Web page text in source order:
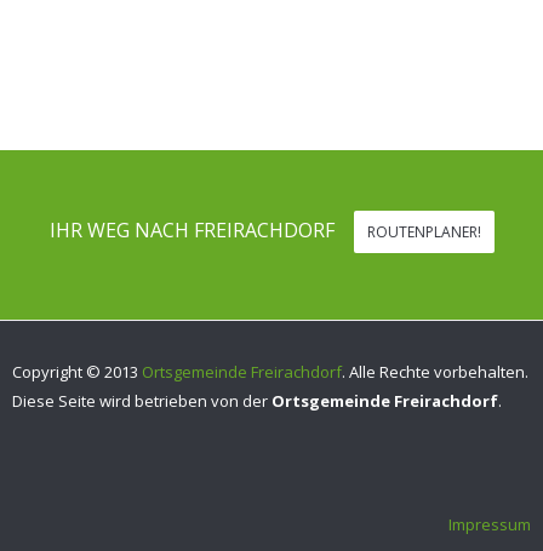
IHR WEG NACH FREIRACHDORF ROUTENPLANER!
Copyright © 2013 Ortsgemeinde Freirachdorf. Alle Rechte vorbehalten.
Diese Seite wird betrieben von der Ortsgemeinde Freirachdorf.
Impressum